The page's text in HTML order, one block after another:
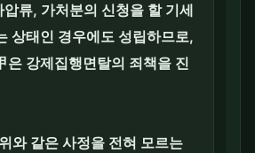
류, 가처분의 신청을 할 기세
상태인 경우에도 성립하므로,
은 강제집행면탈의 죄책을 진
와 같은 사정을 전혀 모르는